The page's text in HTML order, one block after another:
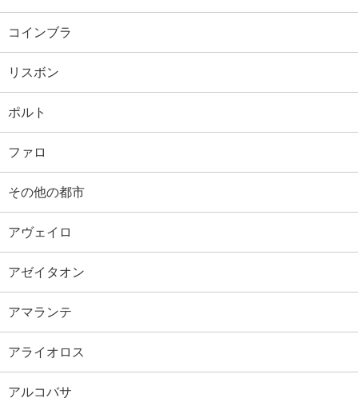
コインブラ
リスボン
ポルト
ファロ
その他の都市
アヴェイロ
アゼイタオン
アマランテ
アライオロス
アルコバサ